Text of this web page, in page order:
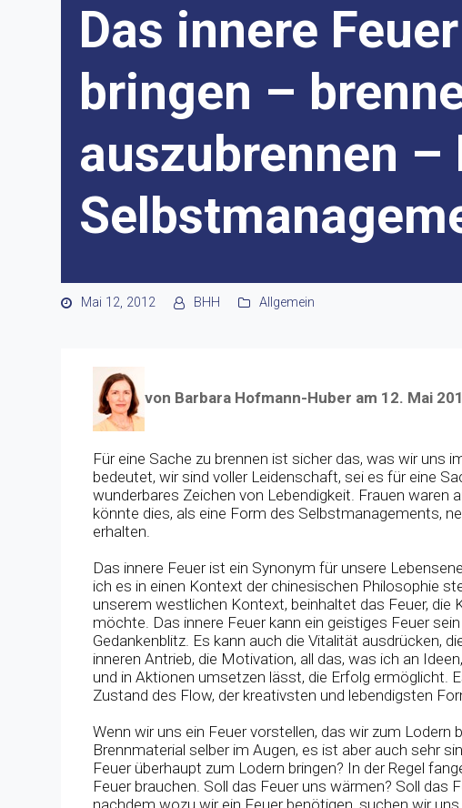
Das innere
bringen –
auszubrennen –
Mai 12, 2012 BHH Allgemein
von Barbara Hofmann-Huber am 12. Mai
Für eine Sache zu brennen ist sicher das, was wir uns
bedeutet, wir sind voller Leidenschaft, sei es für eine
wunderbares Zeichen von Lebendigkeit. Frauen waren
könnte dies, als eine Form des Selbstmanagements,
erhalten.
Das innere Feuer ist ein Synonym für unsere
ich es in einen Kontext der chinesischen Philosophie
unserem westlichen Kontext, beinhaltet das Feuer, die
möchte. Das innere Feuer kann ein geistiges Feuer
Gedankenblitz. Es kann auch die Vitalität ausdrücken,
inneren Antrieb, die Motivation, all das, was ich an
und in Aktionen umsetzen lässt, die Erfolg ermöglicht.
Zustand des Flow, der kreativsten und lebendigsten
Wenn wir uns ein Feuer vorstellen, das wir zum
Brennmaterial selber im Augen, es ist aber auch sehr
Feuer überhaupt zum Lodern bringen? In der Regel
Feuer brauchen. Soll das Feuer uns wärmen? Soll das
nachdem wozu wir ein Feuer benötigen, suchen wir